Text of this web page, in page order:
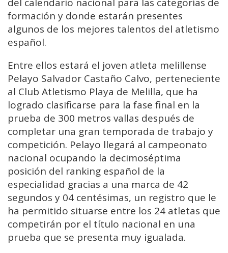
formación y donde estarán presentes
algunos de los mejores talentos del atletismo
español.
Entre ellos estará el joven atleta melillense
Pelayo Salvador Castaño Calvo, perteneciente
al Club Atletismo Playa de Melilla, que ha
logrado clasificarse para la fase final en la
prueba de 300 metros vallas después de
completar una gran temporada de trabajo y
competición. Pelayo llegará al campeonato
nacional ocupando la decimoséptima
posición del ranking español de la
especialidad gracias a una marca de 42
segundos y 04 centésimas, un registro que le
ha permitido situarse entre los 24 atletas que
competirán por el título nacional en una
prueba que se presenta muy igualada.